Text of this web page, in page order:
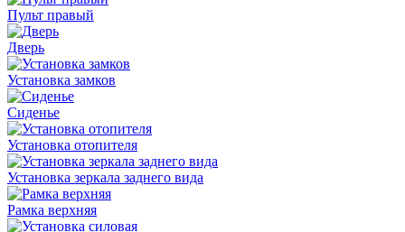
Пульт правый
Дверь
Установка замков
Сиденье
Установка отопителя
Установка зеркала заднего вида
Рамка верхняя